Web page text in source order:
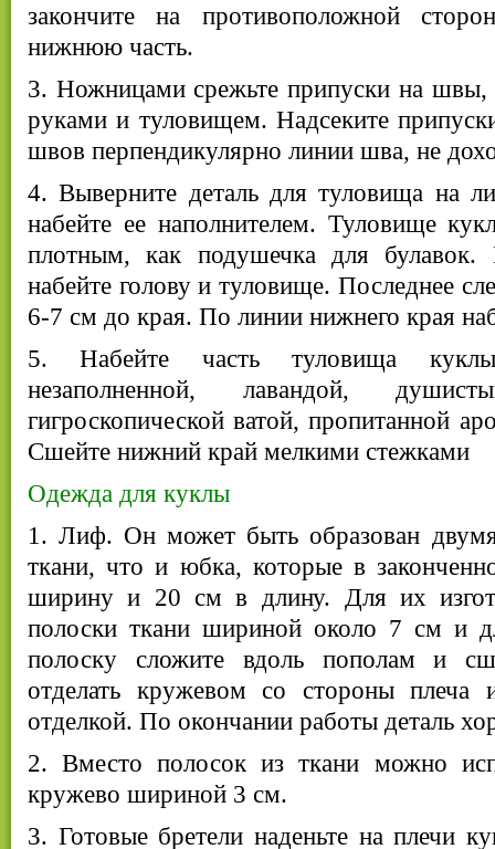
закончите на противоположной
нижнюю часть.
3. Ножницами срежьте припуски на швы,
руками и туловищем. Надсеките
швов перпендикулярно линии шва, не
4. Выверните деталь для туловища на
набейте ее наполнителем. Туловище
плотным, как подушечка для булавок.
набейте голову и туловище. Последнее
6-7 см до края. По линии нижнего края
5. Набейте часть туловища
незаполненной, лавандой,
гигроскопической ватой, пропитанной
Сшейте нижний край мелкими стежками
Одежда для куклы
1. Лиф. Он может быть образован
ткани, что и юбка, которые в
ширину и 20 см в длину. Для их
полоски ткани шириной около 7 см и
полоску сложите вдоль пополам и
отделать кружевом со стороны плеча
отделкой. По окончании работы деталь
2. Вместо полосок из ткани можно
кружево шириной 3 см.
3. Готовые бретели наденьте на плечи